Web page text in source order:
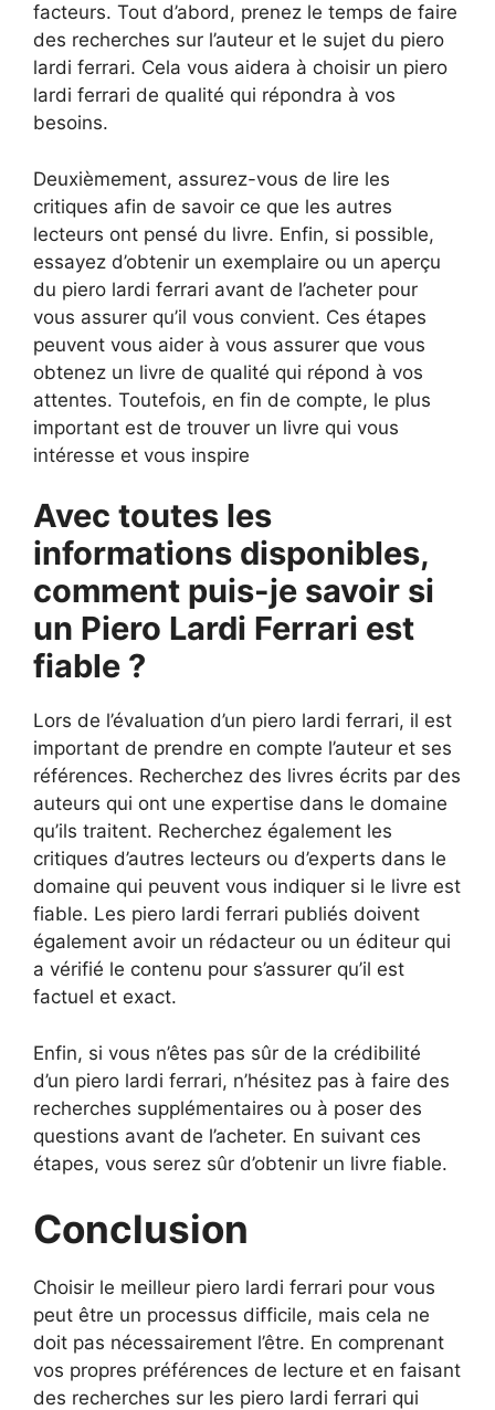
facteurs. Tout d’abord, prenez le temps de faire
des recherches sur l’auteur et le sujet du piero
lardi ferrari. Cela vous aidera à choisir un piero
lardi ferrari de qualité qui répondra à vos
besoins.
Deuxièmement, assurez-vous de lire les
critiques afin de savoir ce que les autres
lecteurs ont pensé du livre. Enfin, si possible,
essayez d’obtenir un exemplaire ou un aperçu
du piero lardi ferrari avant de l’acheter pour
vous assurer qu’il vous convient. Ces étapes
peuvent vous aider à vous assurer que vous
obtenez un livre de qualité qui répond à vos
attentes. Toutefois, en fin de compte, le plus
important est de trouver un livre qui vous
intéresse et vous inspire
Avec toutes les
informations disponibles,
comment puis-je savoir si
un Piero Lardi Ferrari est
fiable ?
Lors de l’évaluation d’un piero lardi ferrari, il est
important de prendre en compte l’auteur et ses
références. Recherchez des livres écrits par des
auteurs qui ont une expertise dans le domaine
qu’ils traitent. Recherchez également les
critiques d’autres lecteurs ou d’experts dans le
domaine qui peuvent vous indiquer si le livre est
fiable. Les piero lardi ferrari publiés doivent
également avoir un rédacteur ou un éditeur qui
a vérifié le contenu pour s’assurer qu’il est
factuel et exact.
Enfin, si vous n’êtes pas sûr de la crédibilité
d’un piero lardi ferrari, n’hésitez pas à faire des
recherches supplémentaires ou à poser des
questions avant de l’acheter. En suivant ces
étapes, vous serez sûr d’obtenir un livre fiable.
Conclusion
Choisir le meilleur piero lardi ferrari pour vous
peut être un processus difficile, mais cela ne
doit pas nécessairement l’être. En comprenant
vos propres préférences de lecture et en faisant
des recherches sur les piero lardi ferrari qui